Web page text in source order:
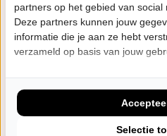
"Century's Crime" brengt
andere hits weer tot leven!
Agenda
partners op het gebied van social
Deze partners kunnen jouw
informatie die je aan ze hebt
verzameld op basis van jouw
Selectie